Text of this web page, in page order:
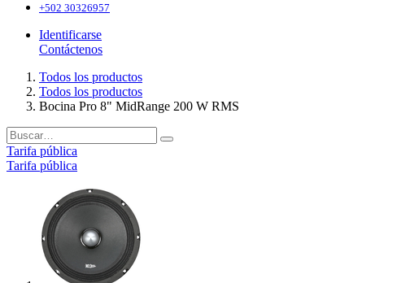
+502 30326957
Identificarse
Contáctenos
Todos los productos
Todos los productos
Bocina Pro 8" MidRange 200 W RMS
Tarifa pública
Tarifa pública